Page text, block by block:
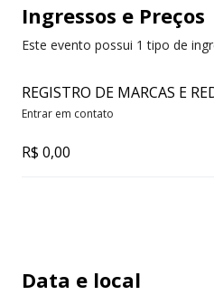
Ingressos e Preços
Este evento possui 1 tipo de
REGISTRO DE MARCAS E
Entrar em contato
R$ 0,00
Data e local